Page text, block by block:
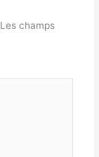
Les champs